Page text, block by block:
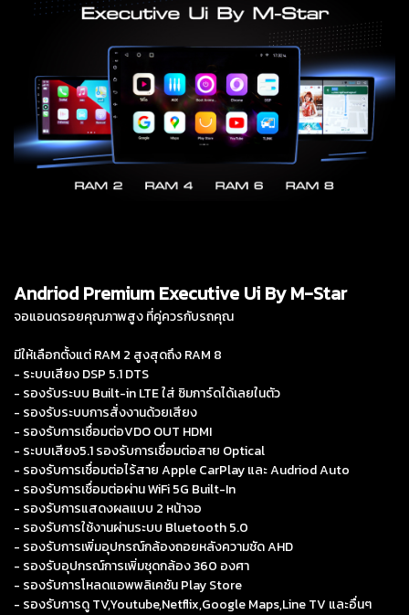
Andriod Premium Executive Ui By M-Star
จอแอนดรอยคุณภาพสูง ที่คู่ควรกับรถคุณ
มีให้เลือกตั้งแต่ RAM 2 สูงสุดถึง RAM 8
- ระบบเสียง DSP 5.1 DTS
- รองรับระบบ Built-in LTE ใส่ ซิมการ์ดได้เลยในตัว
- รองรับระบบการสั่งงานด้วยเสียง
- รองรับการเชื่อมต่อVDO OUT HDMI
- ระบบเสียง5.1 รองรับการเชื่อมต่อสาย Optical
- รองรับการเชื่อมต่อไร้สาย Apple CarPlay และ Audriod Auto
- รองรับการเชื่อมต่อผ่าน WiFi 5G Built-In
- รองรับการแสดงผลแบบ 2 หน้าจอ
- รองรับการใช้งานผ่านระบบ Bluetooth 5.0
- รองรับการเพิ่มอุปกรณ์กล้องถอยหลังความชัด AHD
- รองรับอุปกรณ์การเพิ่มชุดกล้อง 360 องศา
- รองรับการโหลดแอพพลิเคชัน Play Store
- รองรับการดู TV,Youtube,Netflix,Google Maps,Line TV และอื่นๆ